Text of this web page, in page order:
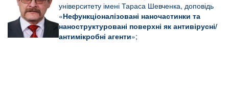
університету імені Тараса Шевченка, доповідь
«Нефункціоналізовані наночастинки та
наноструктуровані поверхні як антивірусні/
антимікробні агенти»;